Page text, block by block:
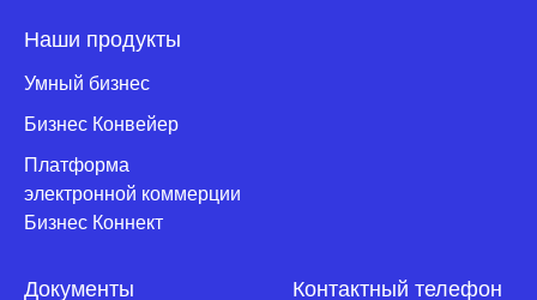
Наши продукты
Умный бизнес
Бизнес Конвейер
Платформа
электронной коммерции